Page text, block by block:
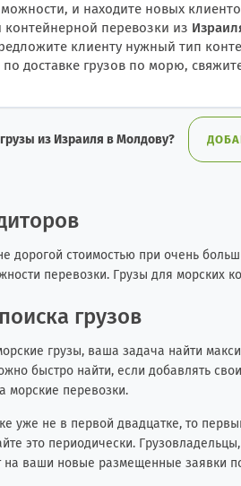
и находите новых
контейнерной перевозки из
клиенту нужный тип
доставке грузов по морю,
из Израиля в Молдову?
дорогой стоимостью при очень
перевозки. Грузы для морских
грузов
грузы, ваша задача найти
быстро найти, если добавлять
морские перевозки.
уже не в первой двадцатке, то
это периодически.
ваши новые размещенные заявки